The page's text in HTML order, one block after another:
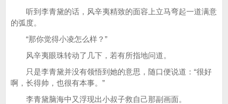
听到李青黛的话，风辛夷精致的面容上立马弯起一道满意
的弧度。
“那你觉得小凌怎么样？”
风辛夷眼珠转动了几下，若有所指地问道。
只是李青黛并没有领悟到她的意思，随口便说道：“很好
啊，长得帅，也很有本事。”
李青黛脑海中又浮现出小叔子救自己那副画面。